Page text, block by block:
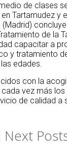
de clases
Tartamudez y
(Madrid)
de la
capacitar a
y tratamiento
edades.
con la
vez más
de calidad a
Next